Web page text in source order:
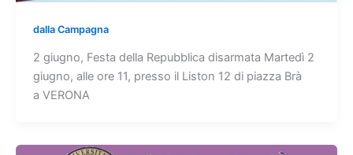
dalla Campagna
2 giugno, Festa della Repubblica disarmata Martedì 2
giugno, alle ore 11, presso il Liston 12 di piazza Brà
a VERONA